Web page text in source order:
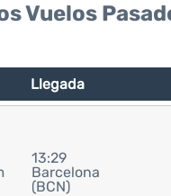
Vuelos
Llegada
13:29
Barcelona
(BCN)